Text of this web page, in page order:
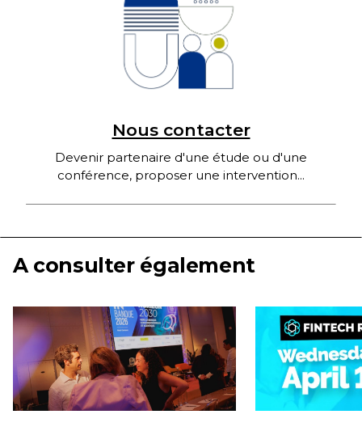
Nous contacter
Devenir partenaire d'une étude ou d'une
conférence, proposer une intervention...
A consulter également